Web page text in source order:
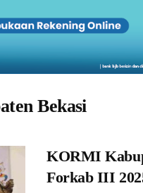
Bekasi
KORMI
Forkab III